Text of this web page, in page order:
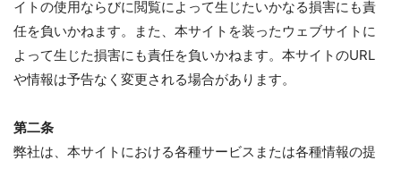
イトの使用ならびに閲覧によって生じたいかなる損害にも責
任を負いかねます。また、本サイトを装ったウェブサイトに
よって生じた損害にも責任を負いかねます。本サイトのURL
や情報は予告なく変更される場合があります。
第二条
弊社は、本サイトにおける各種サービスまたは各種情報の提